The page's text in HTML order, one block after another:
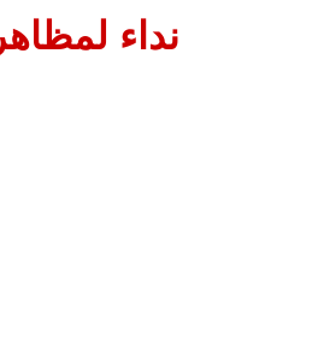
نداء